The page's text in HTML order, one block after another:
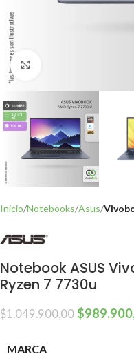
Inicio Notebooks Asus
Notebook ASUS
Ryzen 7 7730u
$1.049.900,00 $
MARCA